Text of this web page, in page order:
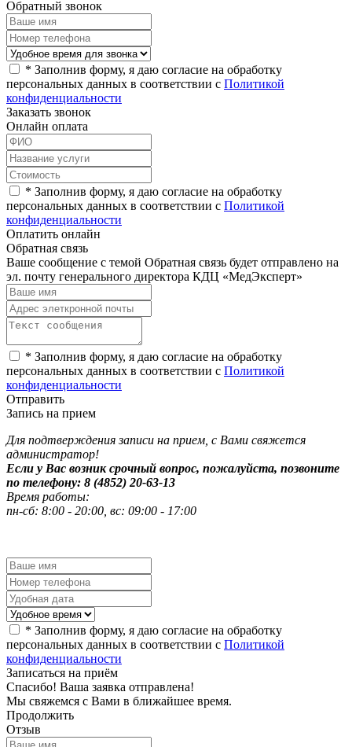
Обратный звонок
* Заполнив форму, я даю согласие на обработку
персональных данных в соответствии с Политикой
конфиденциальности
Заказать звонок
Онлайн оплата
* Заполнив форму, я даю согласие на обработку
персональных данных в соответствии с Политикой
конфиденциальности
Оплатить онлайн
Обратная связь
Ваше сообщение с темой Обратная связь будет отправлено на
эл. почту генерального директора КДЦ «МедЭксперт»
* Заполнив форму, я даю согласие на обработку
персональных данных в соответствии с Политикой
конфиденциальности
Отправить
Запись на прием
Для подтверждения записи на прием, с Вами свяжется
администратор!
Если у Вас возник срочный вопрос, пожалуйста, позвоните
по телефону: 8 (4852) 20-63-13
Время работы:
пн-сб: 8:00 - 20:00, вс: 09:00 - 17:00
* Заполнив форму, я даю согласие на обработку
персональных данных в соответствии с Политикой
конфиденциальности
Записаться на приём
Спасибо! Ваша заявка отправлена!
Мы свяжемся с Вами в ближайшее время.
Продолжить
Отзыв